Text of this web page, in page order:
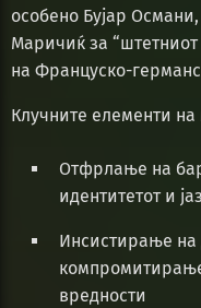
особено Бујар
Маричиќ за “штетниот
на Француско-
Клучните елементи на
Отфрлање на
идентитетот и
Инсистирање на
вредности